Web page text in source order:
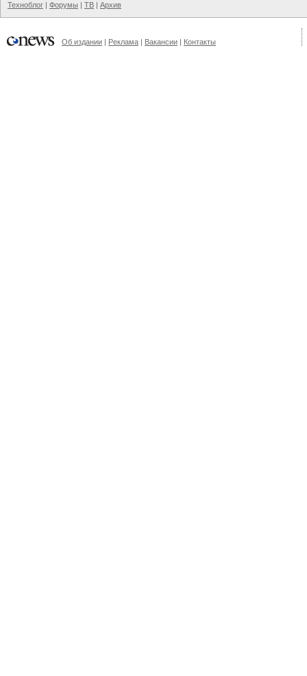
Техноблог | Форумы | ТВ | Архив
Об издании | Реклама | Вакансии | Контакты